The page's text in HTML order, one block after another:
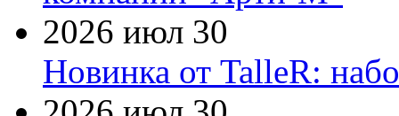
2026 июл 30
Новинка от TalleR: